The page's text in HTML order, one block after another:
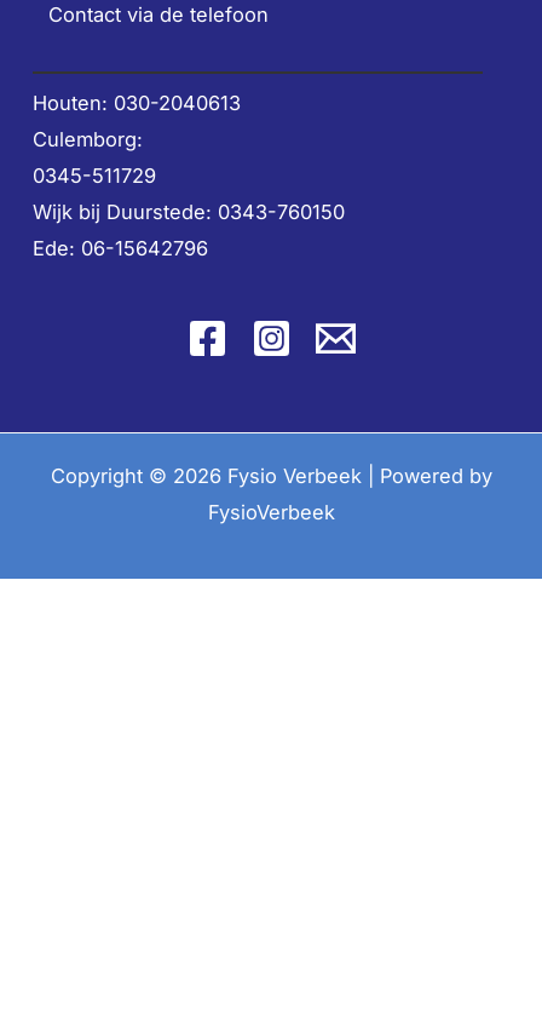
Contact via de telefoon
Houten: 030-2040613
Culemborg:
0345-511729
Wijk bij Duurstede: 0343-760150
Ede: 06-15642796
Copyright © 2026 Fysio Verbeek | Powered by
FysioVerbeek